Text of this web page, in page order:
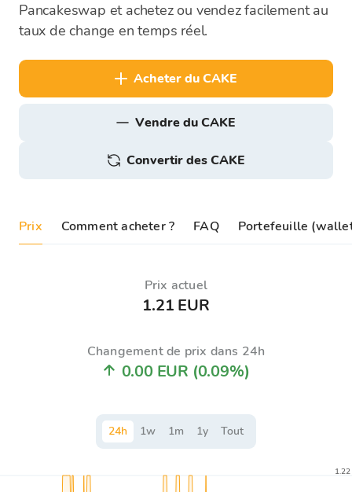
Pancakeswap et achetez ou vendez facilement au
taux de change en temps réel.
acheter du CAKE
vendre du CAKE
Convertir des CAKE
Prix Comment acheter ? FAQ Portefeuille
Prix ​​actuel
1.21 EUR
Changement de prix dans 24h
0.00 EUR (0.09%)
24h 1w 1m 1y Tout
1.22